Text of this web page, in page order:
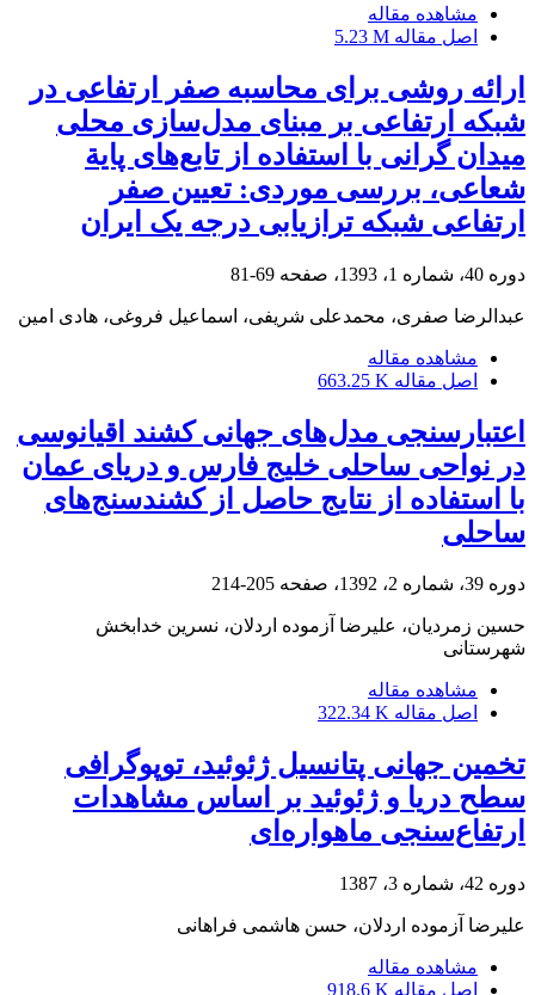
مشاهده مقاله
اصل مقاله 5.23 M
ارائه روشی برای محاسبه صفر ارتفاعی در
شبکه ارتفاعی بر مبنای مدل‌سازی محلی
میدان گرانی با استفاده از تابع‌های پایة
شعاعی، بررسی موردی: تعیین صفر
ارتفاعی شبکه ترازیابی درجه یک ایران
دوره 40، شماره 1، 1393، صفحه 69-81
عبدالرضا صفری، محمدعلی شریفی، اسماعیل فروغی، هادی امین
مشاهده مقاله
اصل مقاله 663.25 K
اعتبار‌سنجی مدل‌های جهانی کشند اقیانوسی
در نواحی ساحلی خلیج فارس و دریای عمان
با استفاده از نتایج حاصل از کشندسنج‌های
ساحلی
دوره 39، شماره 2، 1392، صفحه 205-214
حسین زمردیان، علیرضا آزموده اردلان، نسرین خدابخش
شهرستانی
مشاهده مقاله
اصل مقاله 322.34 K
تخمین جهانی پتانسیل ژئوئید، توپوگرافی
سطح دریا و ژئوئید بر اساس مشاهدات
ارتفاع‌سنجی ماهواره‌ای
دوره 42، شماره 3، 1387
علیرضا آزموده اردلان، حسن هاشمی فراهانی
مشاهده مقاله
اصل مقاله 918.6 K